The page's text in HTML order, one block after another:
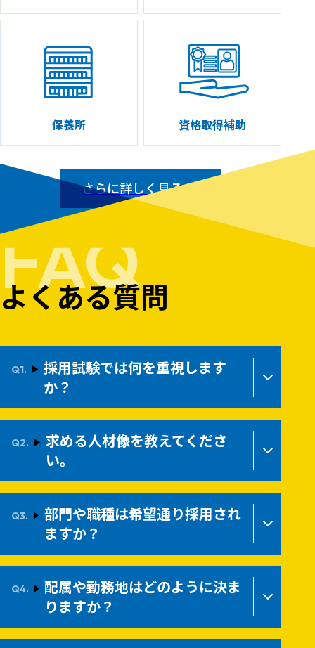
保養所 資格取得補助
さらに詳しく見る
クラフティアサイトへ遷移します
FAQ
よくある質問
採用試験では何を重視します
か？
求める人材像を教えてくださ
い。
部門や職種は希望通り採用され
ますか？
配属や勤務地はどのように決ま
りますか？